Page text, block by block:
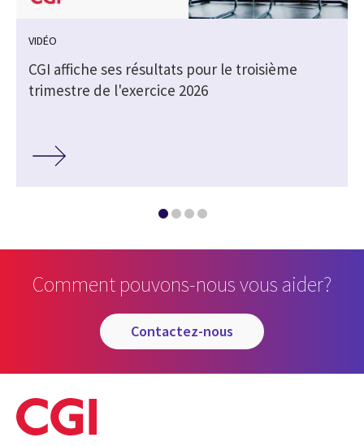
VIDÉO
CGI affiche ses résultats pour le troisième
trimestre de l'exercice 2026
Comment pouvons-nous vous aider?
contactez-nous